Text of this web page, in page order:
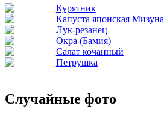
Курятник
Капуста японская Мизуна
Лук-резанец
Окра (Бамия)
Салат кочанный
Петрушка
Случайные фото